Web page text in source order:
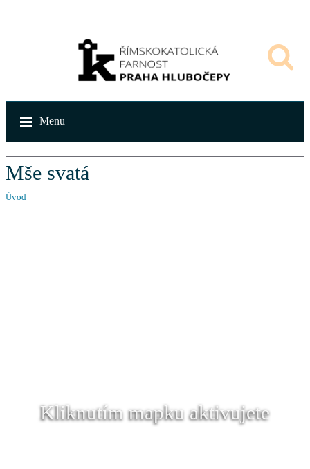
Menu
Mše svatá
Úvod
Kliknutím mapku aktivujete